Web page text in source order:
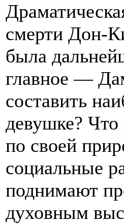
смерти Дон-
была
главное —
составить
девушке? Что
по своей
социальные
поднимают
духовным